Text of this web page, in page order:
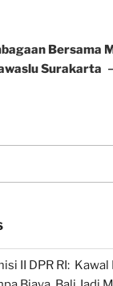
Bersama
Surakarta
II DPR RI: